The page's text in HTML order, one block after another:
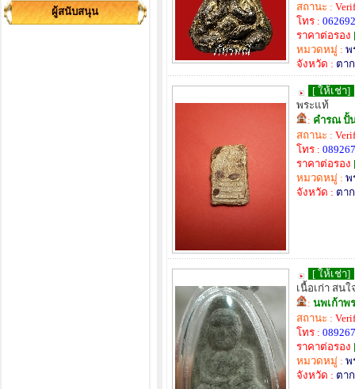
ผู้สนับสนุน
สถานะ :
โทร :
ราคาต่อรอง
หมวดหมู่ : พ
จังหวัด : ตาก
[ ให้เช่า]
พระแท้
: คำรณ ปั้
สถานะ :
โทร :
ราคาต่อรอง
หมวดหมู่ : พ
จังหวัด : ตาก
[ ให้เช่า]
เนื้อเก่า สน
: นพเก้าพ
สถานะ :
โทร :
ราคาต่อรอง
หมวดหมู่ : พ
จังหวัด : ตาก